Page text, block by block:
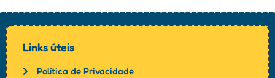
Links úteis
Política de Privacidade